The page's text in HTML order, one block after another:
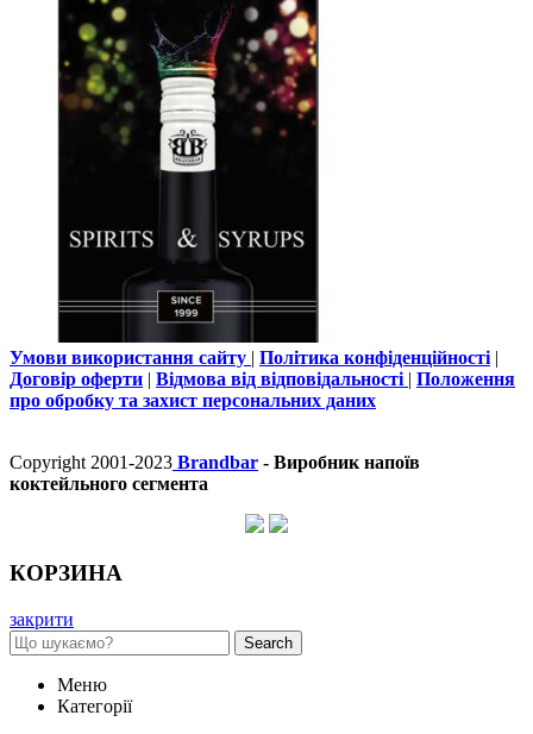
Умови використання сайту | Політика конфіденційності |
Договір оферти | Відмова від відповідальності | Положення
про обробку та захист персональних даних
Copyright 2001-2023 Brandbar - Виробник напоїв
коктейльного сегмента
КОРЗИНА
закрити
Search
Меню
Категорії